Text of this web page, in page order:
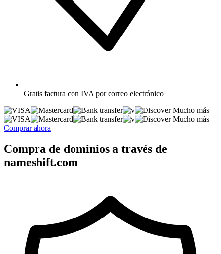
Gratis factura con IVA por correo electrónico
Mucho más
Mucho más
Comprar ahora
Compra de dominios a través de
nameshift.com